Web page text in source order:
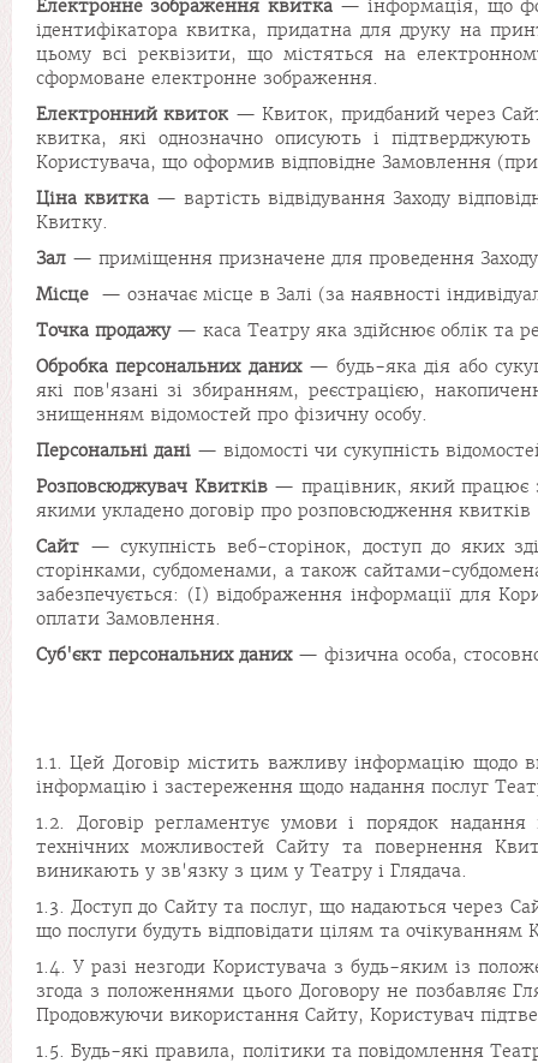
Електронне зображення квитка— інформація, що
ідентифікатора квитка, придатна для друку на
цьому всі реквізити, що містяться на
сформоване електронне зображення.
Електронний квиток — Квиток, придбаний через
квитка, які однозначно описують і
Користувача, що оформив відповідне Замовлення
Ціна квитка — вартість відвідування Заходу
Квитку.
Зал — приміщення призначене для проведення
Місце — означає місце в Залі (за наявності
Точка продажу— каса Театру яка здійснює облік та
Обробка персональних даних— будь-яка дія або
які пов'язані зі збиранням, реєстрацією,
знищенням відомостей про фізичну особу.
Персональні дані — відомості чи сукупність
Розповсюджувач Квитків— працівник, який працює
якими укладено договір про розповсюдження
Сайт — сукупність веб-сторінок, доступ до яких
сторінками, субдоменами, а також сайтами-
забезпечується: (І) відображення інформації для
оплати Замовлення.
Суб'єкт персональних даних— фізична особа, стосовно
1.1. Цей Договір містить важливу інформацію щодо
інформацію і застереження щодо надання послуг
1.2. Договір регламентує умови і порядок
технічних можливостей Сайту та повернення
виникають у зв'язку з цим у Театру і Глядача.
1.3. Доступ до Сайту та послуг, що надаються через
що послуги будуть відповідати цілям та очікуванням
1.4. У разі незгоди Користувача з будь-яким із
згода з положеннями цього Договору не позбавляє
Продовжуючи використання Сайту, Користувач
1.5. Будь-які правила, політики та повідомлення